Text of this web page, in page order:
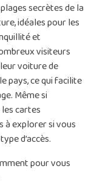
secrètes de la
idéales pour les
et
visiteurs
voiture de
pays, ce qui facilite
Même si
cartes
à explorer si vous
d’accès.
pour vous